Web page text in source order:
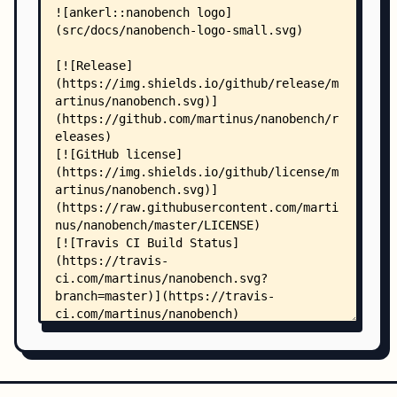
    │       ├── language_data.js
    │       ├── pygments.css
    │       ├── sphinx_highlight.js
    │       ├── underscore.js
    │       ├── css/
    │       │   └── badge_only.css
    │       └── js/
    │           ├── badge_only.js
    │           └── theme.js
    ├── src/
    │   ├── CMakeLists.txt
    │   ├── .clang-format
    │   ├── cmake/
    │   │   └── CMakeLists.txt
    │   ├── comparisons/
    │   │   ├── timer.cpp
    │   │   ├── cameron317_microbench/
    │   │   │   ├── microbench.cpp
    │   │   │   └── out.txt
    │   │   │   ├── catch.cpp